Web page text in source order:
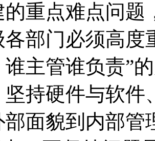
重点难点问题
各部门必须高度
主管谁负责”
持硬件与软件
面貌到内部管